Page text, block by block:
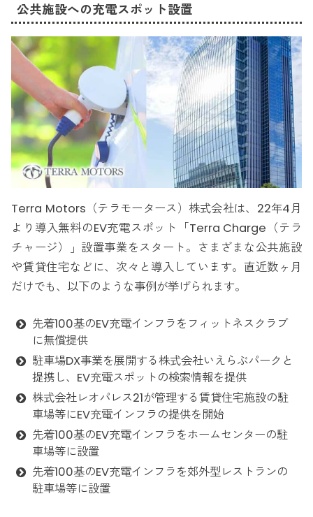
公共施設への充電スポット設置
Terra Motors（テラモータース）株式会社は、22年4月
より導入無料のEV充電スポット「Terra Charge（テラ
チャージ）」設置事業をスタート。さまざまな公共施設
や賃貸住宅などに、次々と導入しています。直近数ヶ月
だけでも、以下のような事例が挙げられます。
先着100基のEV充電インフラをフィットネスクラブ
に無償提供
駐車場DX事業を展開する株式会社いえらぶパークと
提携し、EV充電スポットの検索情報を提供
株式会社レオパレス21が管理する賃貸住宅施設の駐
車場等にEV充電インフラの提供を開始
先着100基のEV充電インフラをホームセンターの駐
車場等に設置
先着100基のEV充電インフラを郊外型レストランの
駐車場等に設置